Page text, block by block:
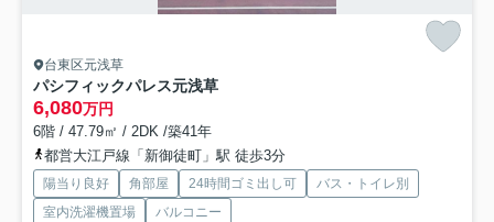
台東区元浅草
パシフィックパレス元浅草
6,080万円
6階 / 47.79㎡ / 2DK /築41年
都営大江戸線「新御徒町」駅 徒歩3分
陽当り良好 角部屋 24時間ゴミ出し可
バス・トイレ別
室内洗濯機置場
バルコニー